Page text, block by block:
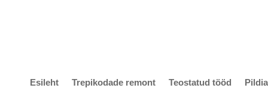
Esileht Trepikodade remont Teostatud tööd